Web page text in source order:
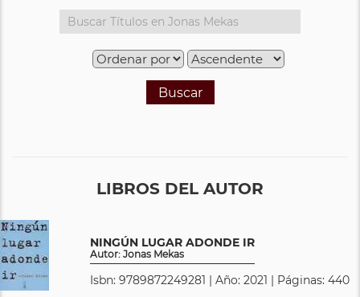
Buscar
LIBROS DEL AUTOR
NINGÚN LUGAR ADONDE IR
Autor: Jonas Mekas
Isbn: 9789872249281 | Año: 2021 | Páginas: 440